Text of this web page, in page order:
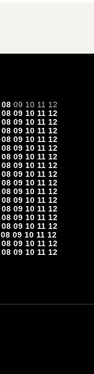
08 09 10 11 12
08 09 10 11 12
08 09 10 11 12
08 09 10 11 12
08 09 10 11 12
08 09 10 11 12
08 09 10 11 12
08 09 10 11 12
08 09 10 11 12
08 09 10 11 12
08 09 10 11 12
08 09 10 11 12
08 09 10 11 12
08 09 10 11 12
08 09 10 11 12
08 09 10 11 12
08 09 10 11 12
08 09 10 11 12